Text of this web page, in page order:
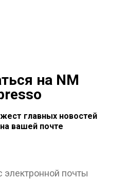
на NM
главных новостей
вашей почте